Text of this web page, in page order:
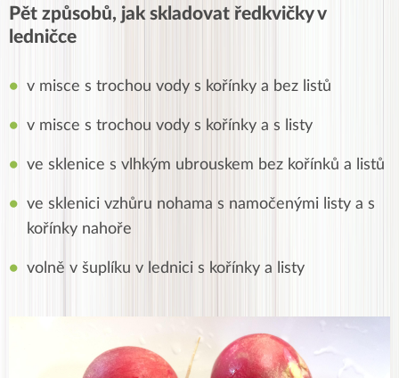
Pět způsobů, jak skladovat ředkvičky v
ledničce
v misce s trochou vody s kořínky a bez listů
v misce s trochou vody s kořínky a s listy
ve sklenice s vlhkým ubrouskem bez kořínků a listů
ve sklenici vzhůru nohama s namočenými listy a s
kořínky nahoře
volně v šuplíku v lednici s kořínky a listy